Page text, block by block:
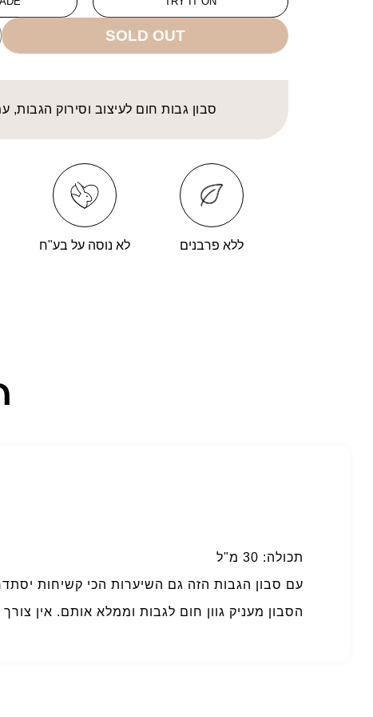
SOLD OUT
סבון גבות חום לעיצוב וסירוק הגבות,
לא נוסה על בע"ח ללא פרבנים
תכולה: 30 מ"ל
עם סבון הגבות הזה גם השיערות הכי קשיחות
הסבון מעניק גוון חום לגבות וממלא אותם. אין